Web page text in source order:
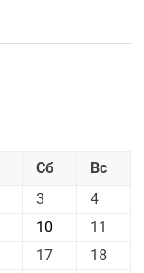
Сб
Вс
3
4
10
11
17
18